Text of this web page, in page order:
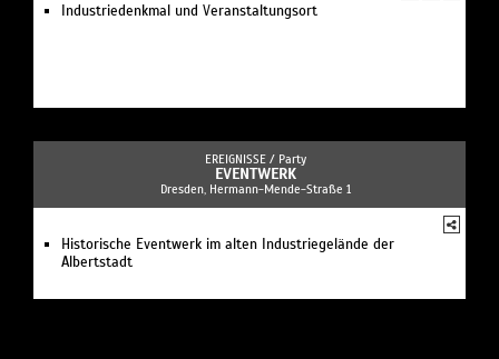
Industriedenkmal und Veranstaltungsort
EREIGNISSE / Party
EVENTWERK
Dresden, Hermann-Mende-Straße 1
Historische Eventwerk im alten Industriegelände der
Albertstadt